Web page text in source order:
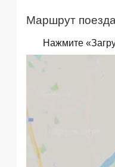
Маршрут
Нажмите